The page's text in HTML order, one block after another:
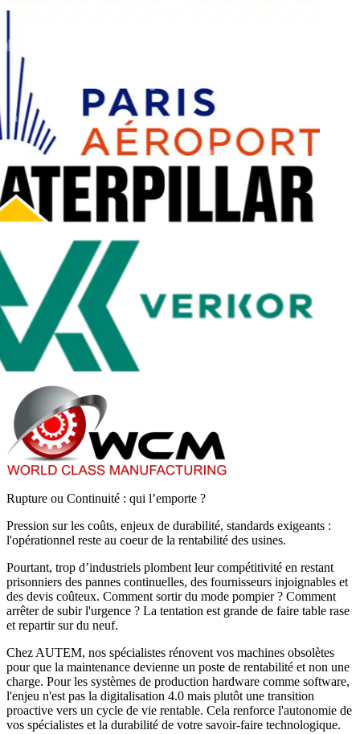
Rupture ou Continuité : qui l’emporte ?
Pression sur les coûts, enjeux de durabilité, standards exigeants :
l'opérationnel reste au coeur de la rentabilité des usines.
Pourtant, trop d’industriels plombent leur compétitivité en restant
prisonniers des pannes continuelles, des fournisseurs injoignables et
des devis coûteux. Comment sortir du mode pompier ? Comment
arrêter de subir l'urgence ? La tentation est grande de faire table rase
et repartir sur du neuf.
Chez AUTEM, nos spécialistes rénovent vos machines obsolètes
pour que la maintenance devienne un poste de rentabilité et non une
charge. Pour les systèmes de production hardware comme software,
l'enjeu n'est pas la digitalisation 4.0 mais plutôt une transition
proactive vers un cycle de vie rentable. Cela renforce l'autonomie de
vos spécialistes et la durabilité de votre savoir-faire technologique.